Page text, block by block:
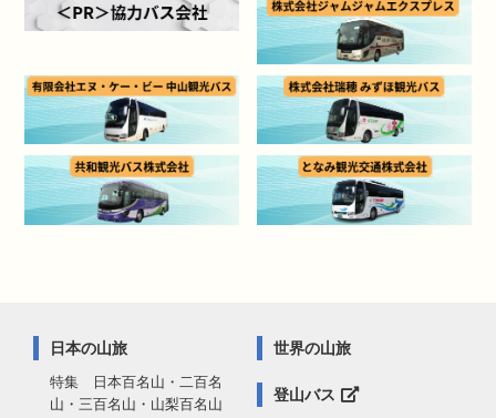
日本の山旅
特集 日本百名山・二百名
山・三百名山・山梨百名山
世界の山旅
登山バス